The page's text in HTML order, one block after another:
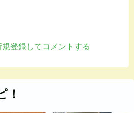
規登録してコメントする
！